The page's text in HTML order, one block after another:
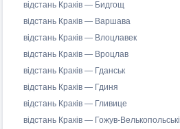
відстань Краків — Бидгощ
відстань Краків — Варшава
відстань Краків — Влоцлавек
відстань Краків — Вроцлав
відстань Краків — Гданськ
відстань Краків — Гдиня
відстань Краків — Гливице
відстань Краків — Гожув-Велькопольські